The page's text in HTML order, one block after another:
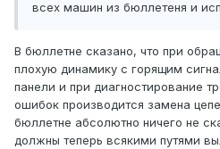
всех машин из бюллетеня и
В бюллетне сказано, что при
плохую динамику с горящим
панели и при диагностирование
ошибок производится замена
бюллетне абсолютно ничего не
должны теперь всякими путями